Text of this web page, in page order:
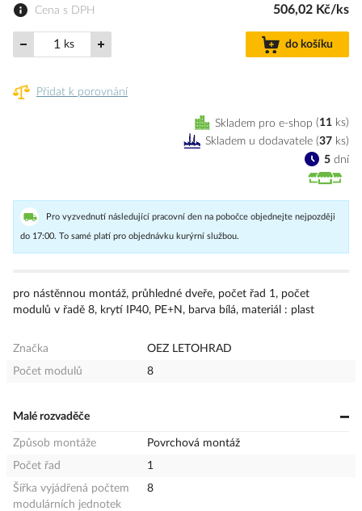
Cena s DPH 506,02 Kč/ks
ks do košíku
Přidat k porovnání
Skladem pro e-shop 11 ks
5 dní
Skladem u dodavatele (37 ks)
Pro vyzvednutí následující pracovní den na pobočce objednejte nejpozději
do 17:00. To samé platí pro objednávku kurýrní službou.
pro nástěnnou montáž, průhledné dveře, počet řad 1, počet
modulů v řadě 8, krytí IP40, PE+N, barva bílá, materiál : plast
Značka
OEZ LETOHRAD
Počet modulů
8
Malé rozvaděče
Způsob montáže
Povrchová montáž
Počet řad
1
Šířka vyjádřená počtem
modulárních jednotek
8